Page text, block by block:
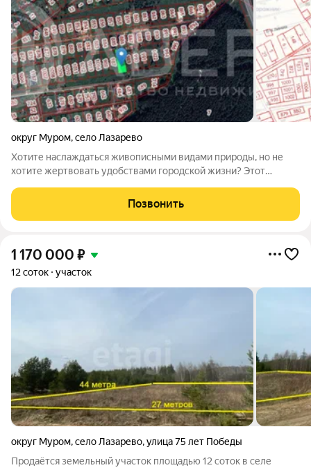
округ Муром,село Лазарево
Хотите наслаждаться живописными видами природы, но не
хотите жертвовать удобствами городской жизни? Этот
нескольких минутах езды от Мурома, этот участок предлагает
уединение в окружении
Позвонить
1 170 000 ₽
12 соток участок
округ Муром,село Лазарево,улица 75 лет Победы
Продаётся земельный участок площадью 12 соток в селе